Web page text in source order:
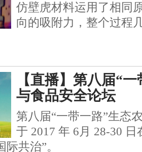
仿壁虎材料运用了相同
向的吸附力，整个过程
【直播】第八届“
与食品安全论坛
第八届“一带一路”生态
于 2017 年 6月 28-30
共治”。